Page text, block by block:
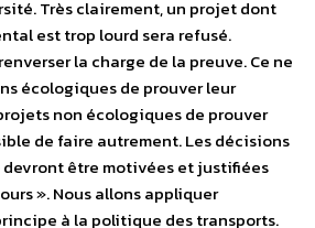
Très clairement, un projet dont
est trop lourd sera refusé.
la charge de la preuve. Ce ne
écologiques de prouver leur
non écologiques de prouver
de faire autrement. Les décisions
être motivées et justifiées
». Nous allons appliquer
à la politique des transports.